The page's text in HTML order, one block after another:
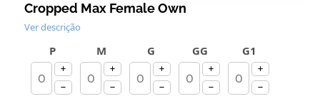
Cropped Max Female Own
Ver descrição
P M G GG G1